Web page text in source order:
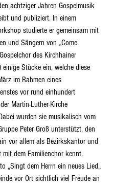
achtziger Jahren Gospelmusik
und publiziert. In einem
studierte er gemeinsam mit
und Sängern von „Come
des Kirchhainer
einige Stücke ein, welche diese
im Rahmen eines
vor rund einhundert
Martin-Luther-Kirche
wurden sie musikalisch vom
Peter Groß unterstützt, den
vor allem als Bezirkskantor und
mit dem Familienchor kennt.
„Singt dem Herrn ein neues Lied„
vor Ort sichtlich viel Freude an